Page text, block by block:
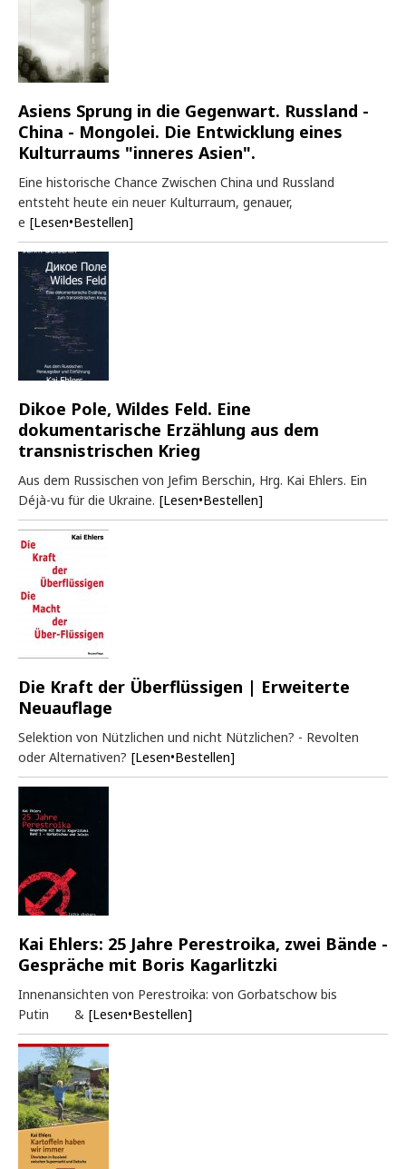
Asiens Sprung in die Gegenwart. Russland -
China - Mongolei. Die Entwicklung eines
Kulturraums "inneres Asien".
Eine historische Chance Zwischen China und Russland
entsteht heute ein neuer Kulturraum, genauer,
e [Lesen•Bestellen]
Dikoe Pole, Wildes Feld. Eine
dokumentarische Erzählung aus dem
transnistrischen Krieg
Aus dem Russischen von Jefim Berschin, Hrg. Kai Ehlers. Ein
Déjà-vu für die Ukraine. [Lesen•Bestellen]
Die Kraft der Überflüssigen | Erweiterte
Neuauflage
Selektion von Nützlichen und nicht Nützlichen? - Revolten
oder Alternativen? [Lesen•Bestellen]
Kai Ehlers: 25 Jahre Perestroika, zwei Bände -
Gespräche mit Boris Kagarlitzki
Innenansichten von Perestroika: von Gorbatschow bis
Putin & [Lesen•Bestellen]